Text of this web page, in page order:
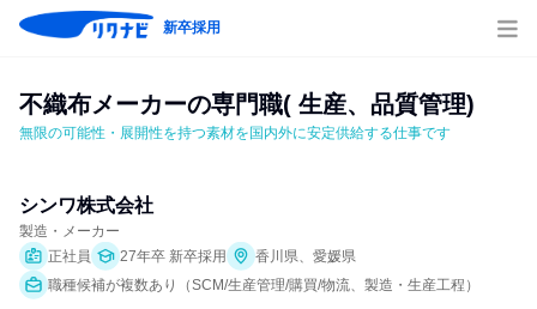
新卒採用
不織布メーカーの専門職( 生産、品質管理)
無限の可能性・展開性を持つ素材を国内外に安定供給する仕事です
シンワ株式会社
製造・メーカー
正社員
27年卒 新卒採用
香川県、愛媛県
職種候補が複数あり（SCM/生産管理/購買/物流、製造・生産工程）